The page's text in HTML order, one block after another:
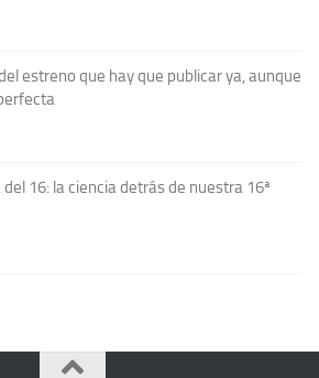
estreno que hay que publicar ya, aunque
del 16: la ciencia detrás de nuestra 16ª